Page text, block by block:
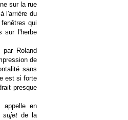
sur la rue
l'arrière du
qui
sur l'herbe
Roland
de
sans
est si forte
presque
appelle en
sujet de la